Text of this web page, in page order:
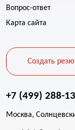
Вопрос-ответ
Карта сайта
Создать
+7 (499) 288-
Москва,